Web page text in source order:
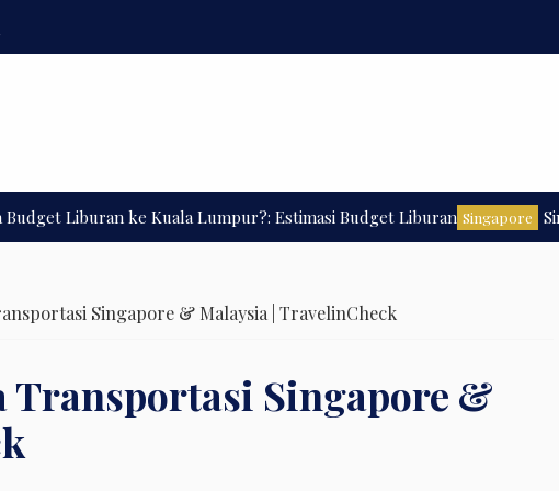
Liburan ke Kuala Lumpur?: Estimasi Budget Liburan Singapore
Singapore & Malaysia | TravelinCheck
Transportasi Singapore &